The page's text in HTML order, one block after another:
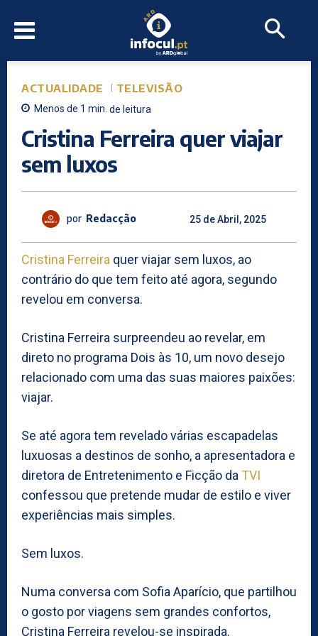
ACTUALIDADE TELEVISÃO
Menos de 1 min. de leitura
Cristina Ferreira quer viajar
sem luxos
por Redacção 25 de Abril, 2025
Cristina Ferreira quer viajar sem luxos, ao
contrário do que tem feito até agora, segundo
revelou em conversa.
Cristina Ferreira surpreendeu ao revelar, em
direto no programa Dois às 10, um novo desejo
relacionado com uma das suas maiores paixões:
viajar.
Se até agora tem revelado várias escapadelas
luxuosas a destinos de sonho, a apresentadora e
diretora de Entretenimento e Ficção da TVI
confessou que pretende mudar de estilo e viver
experiências mais simples.
Sem luxos.
Numa conversa com Sofia Aparício, que partilhou
o gosto por viagens sem grandes confortos,
Cristina Ferreira revelou-se inspirada.